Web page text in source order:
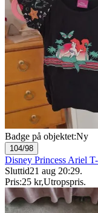
Badge på objektet:Ny
104/98
Disney Princess Ariel
Sluttid21 aug 20:29.
Pris:25 kr,Utropspris.